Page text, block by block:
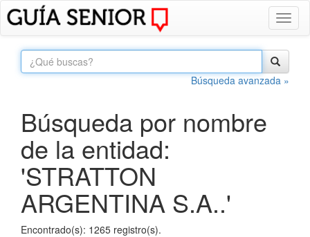
Búsqueda avanzada »
Búsqueda por nombre
de la entidad:
'STRATTON
ARGENTINA S.A..'
Encontrado(s): 1265 registro(s).